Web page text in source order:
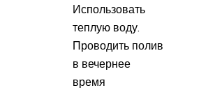
Использовать
теплую воду.
Проводить полив
в вечернее
время